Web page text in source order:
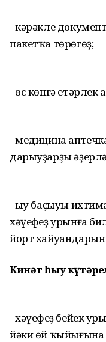
- кәрәкле
пакетҡа төрөгөҙ;
- өс көнгә етәрлек
- медицина
дарыуҙарҙы
- һыу баҫыуы
хәүефһеҙ урынға
йорт
Кинәт һыу
- хәүефһеҙ бейек
йәки өй ҡыйығына